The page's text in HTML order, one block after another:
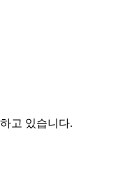
고 있습니다.